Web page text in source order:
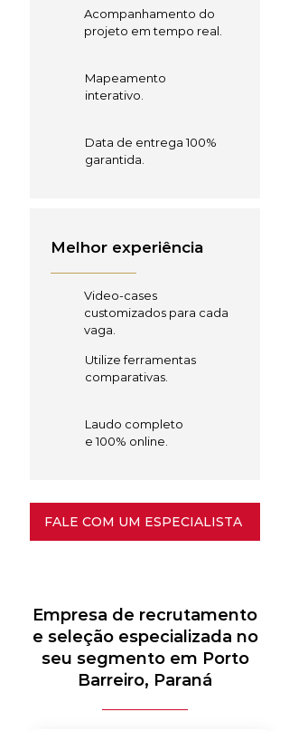
Acompanhamento do
projeto em tempo real.
Mapeamento
interativo.
Data de entrega 100%
garantida.
Melhor experiência
Video-cases
customizados para cada
vaga.
Utilize ferramentas
comparativas.
Laudo completo
e 100% online.
FALE COM UM ESPECIALISTA
Empresa de recrutamento
e seleção especializada no
seu segmento em Porto
Barreiro, Paraná